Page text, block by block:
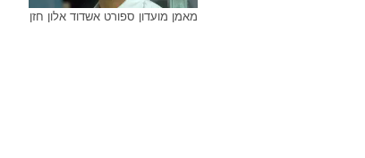
מאמן מועדון ספורט אשדוד אלון חזן